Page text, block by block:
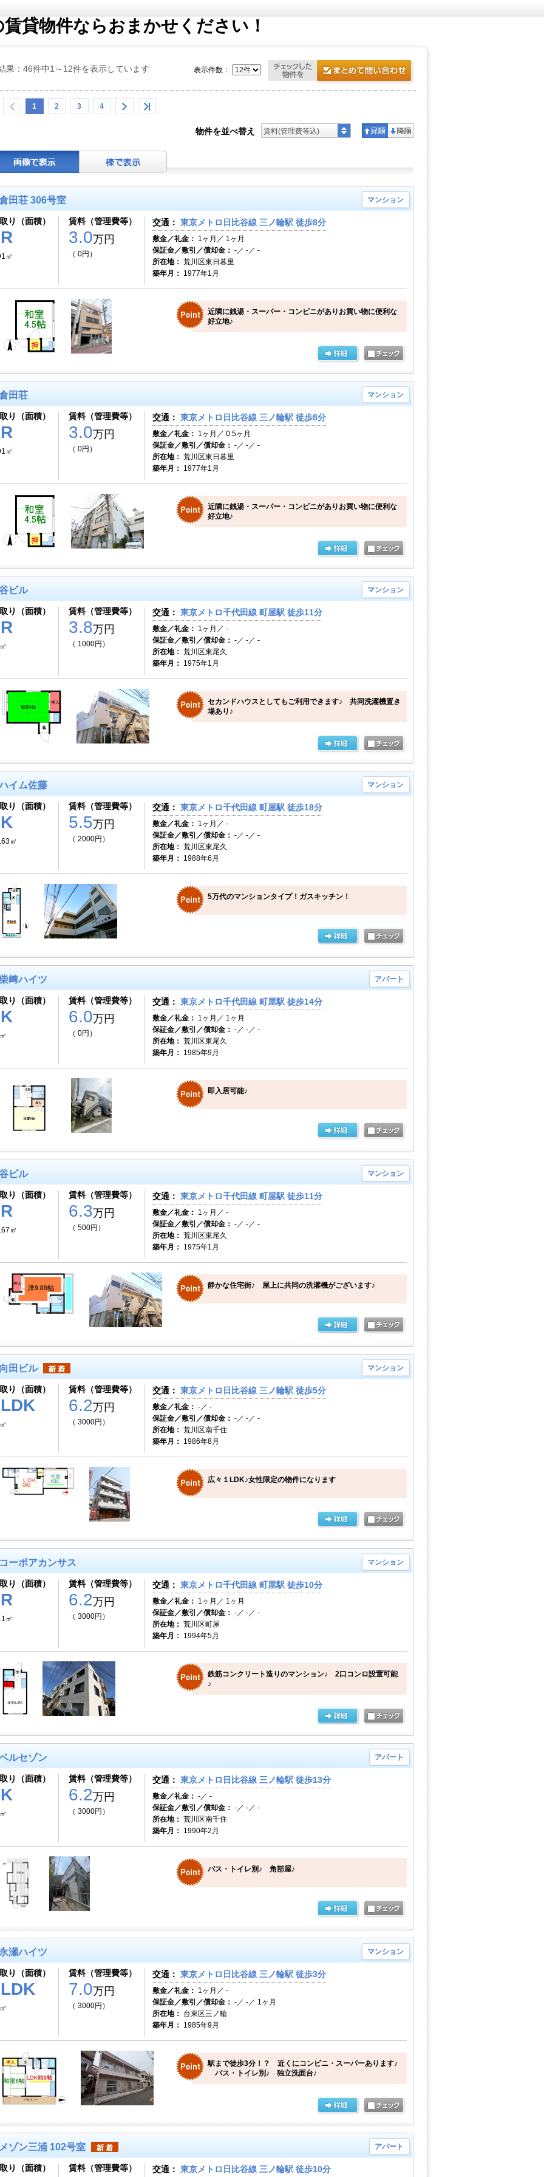
貸物件ならおまかせください！
果：46件中1～12件を表示しています
1 2 3 4
表示件数：
物件を並べ替え 賃料(管理費等込)
田荘 306号室 マンション
り（面積）
㎡
賃料（管理費等）
3.0万円
（ 0円）
交通： 東京メトロ日比谷線 三ノ輪駅 徒歩8分
敷金／礼金： 1ヶ月／ 1ヶ月
保証金／敷引／償却金： -／ -／ -
所在地： 荒川区東日暮里
築年月： 1977年1月
近隣に銭湯・スーパー・コンビニがありお買い物に便利な
好立地♪
田荘 マンション
り（面積）
㎡
賃料（管理費等）
3.0万円
（ 0円）
交通： 東京メトロ日比谷線 三ノ輪駅 徒歩8分
敷金／礼金： 1ヶ月／ 0.5ヶ月
保証金／敷引／償却金： -／ -／ -
所在地： 荒川区東日暮里
築年月： 1977年1月
近隣に銭湯・スーパー・コンビニがありお買い物に便利な
好立地♪
ビル マンション
り（面積） 賃料（管理費等）
3.8万円
（ 1000円）
交通： 東京メトロ千代田線 町屋駅 徒歩11分
敷金／礼金： 1ヶ月／ -
保証金／敷引／償却金： -／ -／ -
所在地： 荒川区東尾久
築年月： 1975年1月
セカンドハウスとしてもご利用できます♪ 共同洗濯機置き
場あり♪
イム佐藤 マンション
り（面積）
㎡
賃料（管理費等）
5.5万円
（ 2000円）
交通： 東京メトロ千代田線 町屋駅 徒歩18分
敷金／礼金： 1ヶ月／ -
保証金／敷引／償却金： -／ -／ -
所在地： 荒川区東尾久
築年月： 1988年6月
5万代のマンションタイプ！ガスキッチン！
﨑ハイツ アパート
り（面積） 賃料（管理費等）
6.0万円
（ 0円）
交通： 東京メトロ千代田線 町屋駅 徒歩14分
敷金／礼金： 1ヶ月／ 1ヶ月
保証金／敷引／償却金： -／ -／ -
所在地： 荒川区東尾久
築年月： 1985年9月
即入居可能♪
ビル マンション
り（面積）
㎡
賃料（管理費等）
6.3万円
（ 500円）
交通： 東京メトロ千代田線 町屋駅 徒歩11分
敷金／礼金： 1ヶ月／ -
保証金／敷引／償却金： -／ -／ -
所在地： 荒川区東尾久
築年月： 1975年1月
静かな住宅街♪ 屋上に共同の洗濯機がございます♪
田ビル マンション
り（面積） 賃料（管理費等）
6.2万円
（ 3000円）
交通： 東京メトロ日比谷線 三ノ輪駅 徒歩5分
敷金／礼金： -／ -
保証金／敷引／償却金： -／ -／ -
所在地： 荒川区南千住
築年月： 1986年8月
広々１LDK♪女性限定の物件になります
ーポアカンサス マンション
り（面積）
㎡
賃料（管理費等）
6.2万円
（ 3000円）
交通： 東京メトロ千代田線 町屋駅 徒歩10分
敷金／礼金： 1ヶ月／ 1ヶ月
保証金／敷引／償却金： -／ -／ -
所在地： 荒川区町屋
築年月： 1994年5月
鉄筋コンクリート造りのマンション♪ 2口コンロ設置可能
♪
ルセゾン アパート
り（面積） 賃料（管理費等）
6.2万円
（ 3000円）
交通： 東京メトロ日比谷線 三ノ輪駅 徒歩13分
敷金／礼金： -／ -
保証金／敷引／償却金： -／ -／ -
所在地： 荒川区南千住
築年月： 1990年2月
バス・トイレ別♪ 角部屋♪
瀬ハイツ マンション
り（面積） 賃料（管理費等）
7.0万円
（ 3000円）
交通： 東京メトロ日比谷線 三ノ輪駅 徒歩3分
敷金／礼金： 1ヶ月／ -
保証金／敷引／償却金： -／ -／ 1ヶ月
所在地： 台東区三ノ輪
築年月： 1985年9月
駅まで徒歩3分！？ 近くにコンビニ・スーパーあります♪
バス・トイレ別♪ 独立洗面台♪
ゾン三浦 102号室 アパート
り（面積） 賃料（管理費等） 交通： 東京メトロ日比谷線 三ノ輪駅 徒歩10分